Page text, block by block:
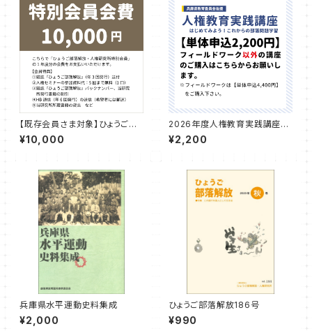
【既存会員さま対象】ひょうご部
落解放・人権研究所 特別会員
会費（1年度分）
¥10,000
2026年度人権教育実践講座
講習費【単体申込（フィールドワ
ーク以外）2,200円の講座】
¥2,200
兵庫県水平運動史料集成
¥2,000
ひょうご部落解放186号
¥990